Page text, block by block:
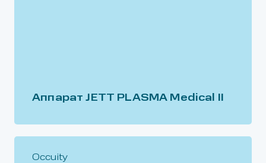
Аппарат JETT PLASMA Medical II
Occuity